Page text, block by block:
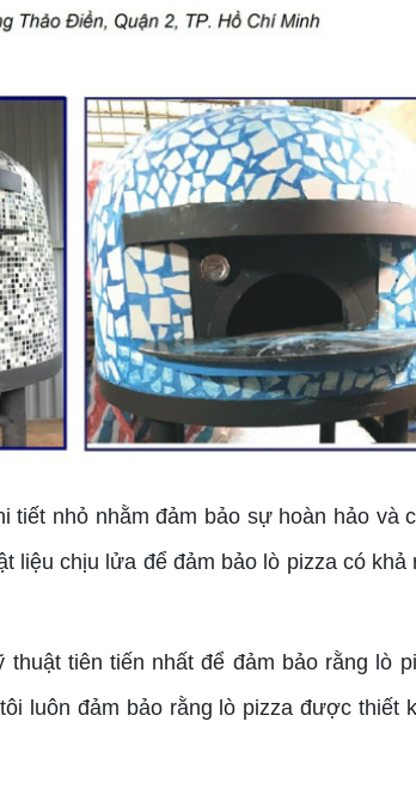
nhỏ nhằm đảm bảo sự hoàn hảo và
chịu lửa để đảm bảo lò pizza có
tiên tiến nhất để đảm bảo rằng lò
luôn đảm bảo rằng lò pizza được thiết